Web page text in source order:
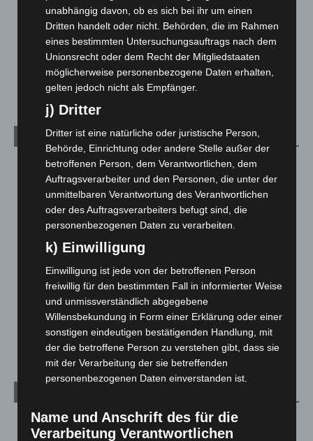
Mann läuft mit Hockeyschläger über A7 – Polizei sucht
Zeugen
5. August 2026
Celle: Mensch stirbt bei Bagger-Unfall auf Baustelle
5. August 2026
Kategorien
Blaulicht
Corona-News
Hannover und Region
Langenhagen und Ortsteile
Leserbriefe
Menschen
Über uns
Veranstaltungen
1.888
1.271
August 2026(14)
unabhängig davon, ob es sich bei ihr um einen
Dritten handelt oder nicht. Behörden, die im Rahmen
eines bestimmten Untersuchungsauftrags nach dem
Unionsrecht oder dem Recht der Mitgliedstaaten
möglicherweise personenbezogene Daten erhalten,
gelten jedoch nicht als Empfänger.
j) Dritter
Dritter ist eine natürliche oder juristische Person,
Behörde, Einrichtung oder andere Stelle außer der
betroffenen Person, dem Verantwortlichen, dem
Auftragsverarbeiter und den Personen, die unter der
unmittelbaren Verantwortung des Verantwortlichen
oder des Auftragsverarbeiters befugt sind, die
personenbezogenen Daten zu verarbeiten.
k) Einwilligung
Einwilligung ist jede von der betroffenen Person
freiwillig für den bestimmten Fall in informierter Weise
und unmissverständlich abgegebene
Willensbekundung in Form einer Erklärung oder einer
sonstigen eindeutigen bestätigenden Handlung, mit
der die betroffene Person zu verstehen gibt, dass sie
mit der Verarbeitung der sie betreffenden
personenbezogenen Daten einverstanden ist.
Name und Anschrift des für die
Verarbeitung Verantwortlichen